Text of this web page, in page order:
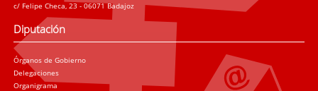
c/ Felipe Checa, 23 - 06071 Badajoz
Diputación
Órganos de Gobierno
Delegaciones
Organigrama